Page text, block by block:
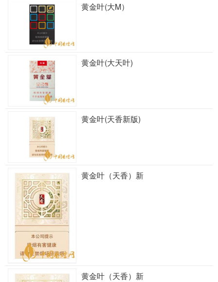
黄金叶(大M）
黄金叶(大天叶)
黄金叶(天香新版)
黄金叶（天香）新
黄金叶（天香）新